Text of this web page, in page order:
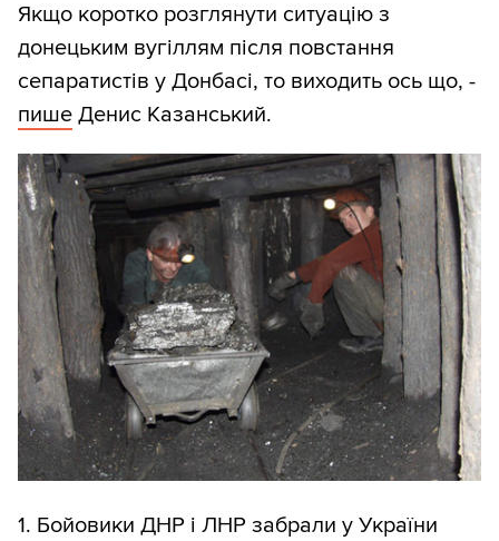
Якщо коротко розглянути ситуацію з
донецьким вугіллям після повстання
сепаратистів у Донбасі, то виходить ось що, -
пише Денис Казанський.
1. Бойовики ДНР і ЛНР забрали у України